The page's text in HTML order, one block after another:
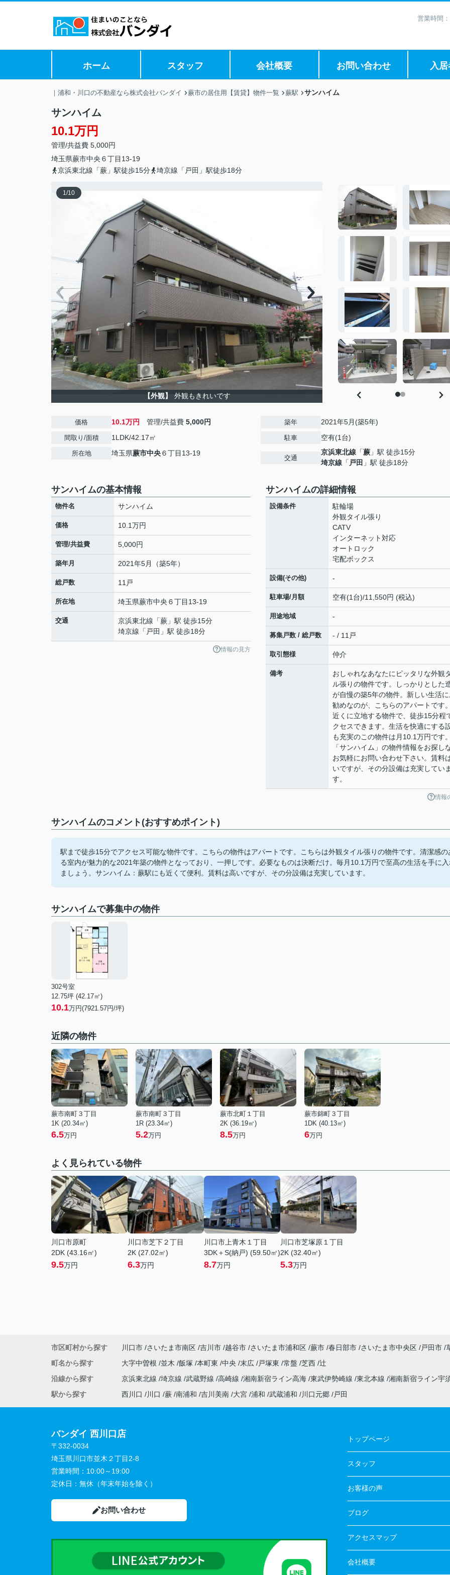
営業時間
ホーム スタッフ 会社概要 お問い合わせ 入
｜浦和・川口の不動産なら株式会社バンダイ 蕨市の居住用【賃貸】物件一覧 蕨駅 サンハイム
サンハイム
10.1万円
管理/共益費 5,000円
埼玉県蕨市中央 ６丁目13-19
京浜東北線「蕨」駅徒歩15分
埼京線「戸田」駅徒歩18分
1/10
【外観】 外観もきれいです
価格 10.1万円 管理/共益費 5,000円
間取り/面積 1LDK/42.17㎡
所在地 埼玉県蕨市中央６丁目13-19
築年 2021年5月(築5年)
駐車 空有(1台)
交通
京浜東北線 「蕨 」駅 徒歩15分
埼京線 「 戸田 」駅 徒歩18分
サンハイムの基本情報
物件名 サンハイム
価格 10.1万円
管理/共益費 5,000円
築年月 2021年5月（築5年）
総戸数 11戸
所在地 埼玉県蕨市中央 ６丁目13-19
交通 京浜東北線 「蕨 」駅 徒歩15分
埼京線 「 戸田 」駅 徒歩18分
情報の見方
サンハイムの詳細情報
設備条件
駐輪場
外観タイル張り
CATV
インターネット対応
オートロック
宅配ボックス
設備(その他) -
駐車場/月額 空有(1台)/11,550円 (税込)
用途地域 -
募集戸数 / 総戸数 - / 11戸
取引態様 仲介
備考
おしゃれなあなたにピッタリな外観
ル張りの物件です。しっかりとした
が自慢の築5年の物件。新しい生活
勧めなのが、こちらのアパートです
近くに立地する物件で、徒歩15分程
クセスできます。生活を快適にする
も充実のこの物件は月10.1万円です
「サンハイム」の物件情報をお探し
お気軽にお問い合わせ下さい。賃料
いですが、その分設備は充実してい
す。
情報
サンハイムのコメント(おすすめポイント)
駅まで徒歩15分でアクセス可能な物件です。こちらの物件はアパートです。こちらは外観タイル張りの物件です。清潔感の
る室内が魅力的な2021年築の物件となっており、一押しです。必要なものは決断だけ。毎月10.1万円で至高の生活を手に
ましょう。サンハイム：蕨駅にも近くて便利。賃料は高いですが、その分設備は充実しています。
サンハイムで募集中の物件
302号室
12.75坪 (42.17㎡)
10.1万円(7921.57円/坪)
近隣の物件
蕨市南町３丁目
1K (20.34㎡)
6.5万円
蕨市南町３丁目
1R (23.34㎡)
5.2万円
蕨市北町１丁目
2K (36.19㎡)
8.5万円
蕨市錦町３丁目
1DK (40.13㎡)
6万円
よく見られている物件
川口市原町
2DK (43.16㎡)
9.5万円
川口市芝下２丁目
2K (27.02㎡)
6.3万円
川口市上青木１丁目
3DK＋S(納戸) (59.50㎡)
8.7万円
川口市芝塚原１丁目
2K (32.40㎡)
5.3万円
市区町村から探す 川口市 さいたま市南区 吉川市 越谷市 さいたま市浦和区 蕨市 春日部市 さいたま市中央区 戸田市
町名から探す
大字中曽根 並木 飯塚 本町東 中央 末広 戸塚東 常盤 芝西 辻
沿線から探す
京浜東北線 埼京線 武蔵野線 高崎線 湘南新宿ライン高海 東武伊勢崎線 東北本線 湘南新宿ライン宇
駅から探す
西川口 川口 蕨 南浦和 吉川美南 大宮 浦和 武蔵浦和 川口元郷 戸田
バンダイ 西川口店
〒332-0034
埼玉県川口市並木２丁目2-8
営業時間： 10:00～19:00
定休日： 無休（年末年始を除く）
お問い合わせ
トップページ
スタッフ
お客様の声
ブログ
アクセスマップ
会社概要